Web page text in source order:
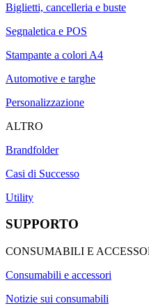
Biglietti, cancelleria e buste
Segnaletica e POS
Stampante a colori A4
Automotive e targhe
Personalizzazione
ALTRO
Brandfolder
Casi di Successo
Utility
SUPPORTO
CONSUMABILI E
Consumabili e accessori
Notizie sui consumabili